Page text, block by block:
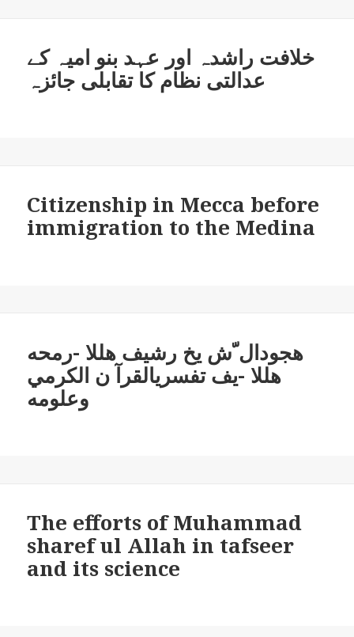
خلافت راشدہ اور عہد بنو امیہ کے
عدالتی نظام کا تقابلی جائزہ
Citizenship in Mecca before
immigration to the Medina
هجودال ّش يخ رشيف هللا -رمحه
هللا -يف تفسريالقرآ ن الكرمي
وعلومه
The efforts of Muhammad
sharef ul Allah in tafseer
and its science